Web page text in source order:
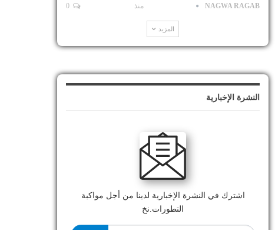
NAGWA RAGAB منذ
المزيد
النشرة الإخبارية
اشترك في النشرة الإخبارية لدينا من أجل مواكبة
التطورات.نخ